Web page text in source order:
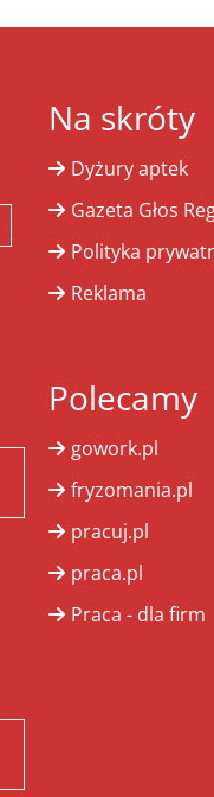
Na skróty
Dyżury aptek
Gazeta Głos
Polityka
Reklama
Polecamy
gowork.pl
fryzomania.pl
pracuj.pl
praca.pl
Praca - dla firm